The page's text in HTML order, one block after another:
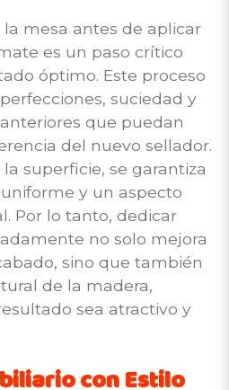
mesa antes de aplicar
es un paso crítico
óptimo. Este proceso
suciedad y
que puedan
del nuevo sellador.
superficie, se garantiza
y un aspecto
Por lo tanto, dedicar
no solo mejora
sino que también
de la madera,
sea atractivo y
con Estilo